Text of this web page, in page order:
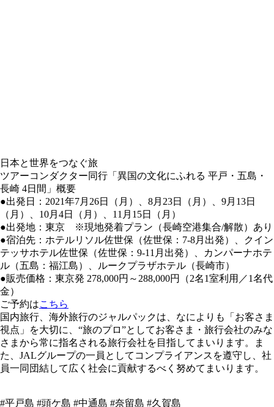
日本と世界をつなぐ旅
ツアーコンダクター同行「異国の文化にふれる 平戸・五島・
長崎 4日間」概要
●出発日：2021年7月26日（月）、8月23日（月）、9月13日
（月）、10月4日（月）、11月15日（月）
●出発地：東京 ※現地発着プラン（長崎空港集合/解散）あり
●宿泊先：ホテルリソル佐世保（佐世保：7-8月出発）、クイン
テッサホテル佐世保（佐世保：9-11月出発）、カンパーナホテ
ル（五島：福江島）、ルークプラザホテル（長崎市）
●販売価格：東京発 278,000円～288,000円（2名1室利用／1名代
金）
ご予約はこちら
国内旅行、海外旅行のジャルパックは、なによりも「お客さま
視点」を大切に、“旅のプロ”としてお客さま・旅行会社のみな
さまから常に指名される旅行会社を目指してまいります。ま
た、JALグループの一員としてコンプライアンスを遵守し、社
員一同団結して広く社会に貢献するべく努めてまいります。
#平戸島 #頭ケ島 #中通島 #奈留島 #久賀島